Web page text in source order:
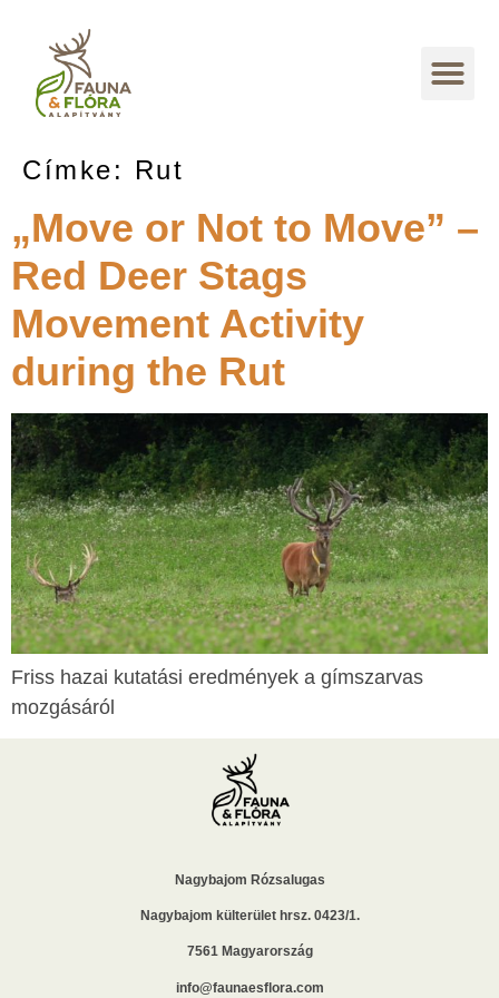
Címke: Rut
„Move or Not to Move” –
Red Deer Stags
Movement Activity
during the Rut
Friss hazai kutatási eredmények a gímszarvas
mozgásáról
Nagybajom Rózsalugas
Nagybajom külterület hrsz. 0423/1.
7561 Magyarország
info@faunaesflora.com